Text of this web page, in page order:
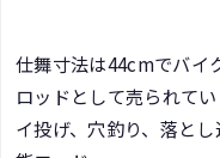
仕舞寸法は44cmでバイ
ロッドとして売られて
イ投げ、穴釣り、落と